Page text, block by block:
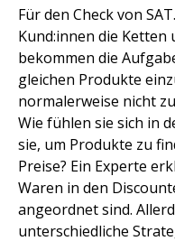
Für den Check von
Kund:innen die Ketten
bekommen die
gleichen Produkte
normalerweise nicht
Wie fühlen sie sich in
sie, um Produkte zu
Preise? Ein Experte
Waren in den
angeordnet sind.
unterschiedliche